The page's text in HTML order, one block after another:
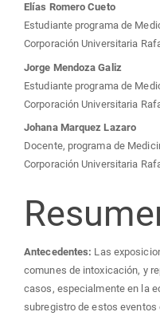
Elías Romero Cueto
Estudiante programa de
Corporación Universitaria
Jorge Mendoza Galiz
Estudiante programa de
Corporación Universitaria
Johana Marquez Lazaro
Docente, programa de
Corporación Universitaria
Antecedentes: Las
comunes de intoxicación, y
casos, especialmente en la
subregistro de estos